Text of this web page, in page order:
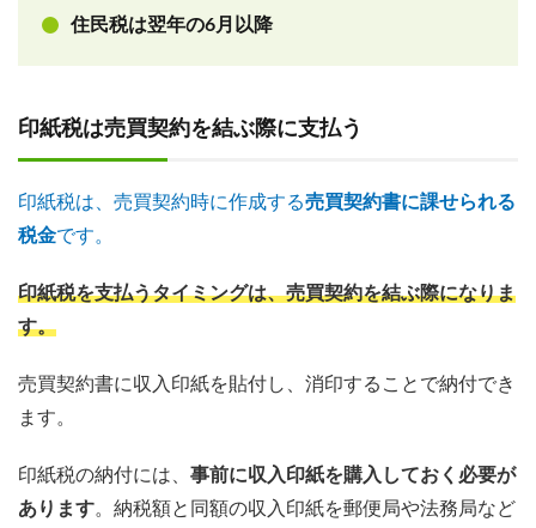
住民税は翌年の6月以降
印紙税は売買契約を結ぶ際に支払う
印紙税は、売買契約時に作成する売買契約書に課せられる
税金です。
印紙税を支払うタイミングは、売買契約を結ぶ際になりま
す。
売買契約書に収入印紙を貼付し、消印することで納付でき
ます。
印紙税の納付には、 事前に収入印紙を購入しておく必要が
あります。納税額と同額の収入印紙を郵便局や法務局など